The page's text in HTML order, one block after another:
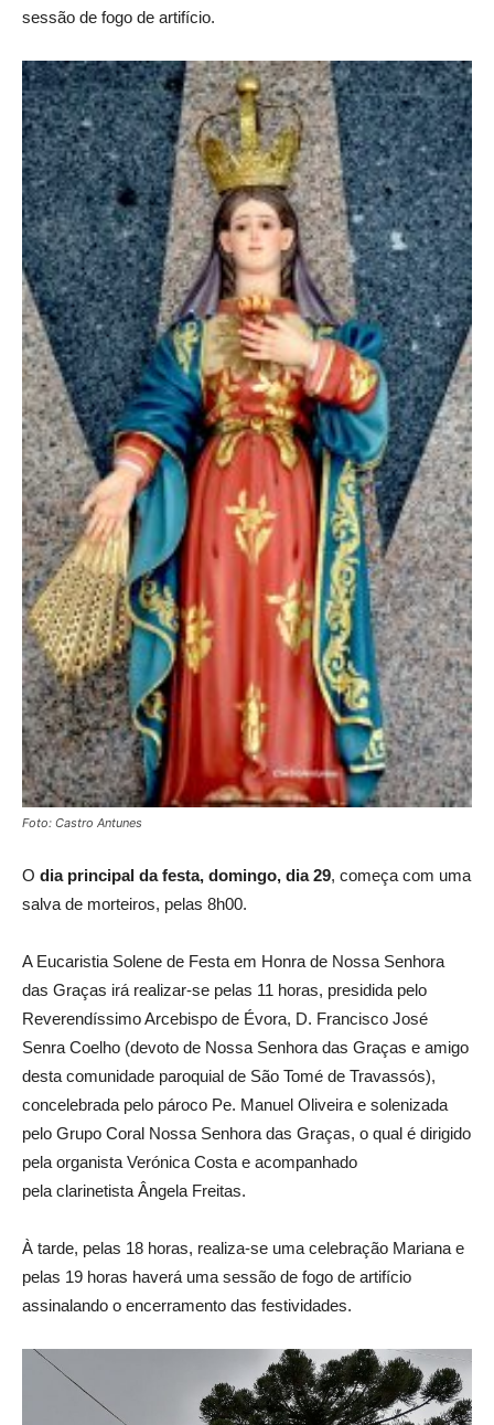
sessão de fogo de artifício.
Foto: Castro Antunes
O dia principal da festa, domingo, dia 29, começa com uma
salva de morteiros, pelas 8h00.
A Eucaristia Solene de Festa em Honra de Nossa Senhora
das Graças irá realizar-se pelas 11 horas, presidida pelo
Reverendíssimo Arcebispo de Évora, D. Francisco José
Senra Coelho (devoto de Nossa Senhora das Graças e amigo
desta comunidade paroquial de São Tomé de Travassós),
concelebrada pelo pároco Pe. Manuel Oliveira e solenizada
pelo Grupo Coral Nossa Senhora das Graças, o qual é dirigido
pela organista Verónica Costa e acompanhado
pela clarinetista Ângela Freitas.
À tarde, pelas 18 horas, realiza-se uma celebração Mariana e
pelas 19 horas haverá uma sessão de fogo de artifício
assinalando o encerramento das festividades.